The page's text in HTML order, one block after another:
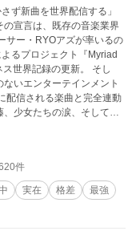
ず新曲を世界配信する」
宣言は、既存の音楽業界
サー・RYOアズが率いるの
るプロジェクト『Myriad
いエンターテインメント
少女たちの涙、そしてプ
のプロデュース理論」を
る音が混じる時、少女た
後、彼女た
。 未だかつて誰も成し遂
期」が、今、ここから始
件
実在 格差
最強